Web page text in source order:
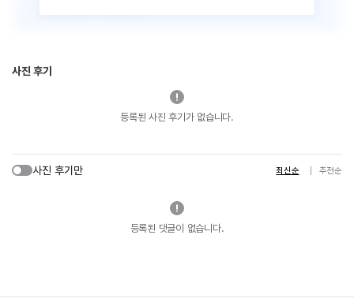
사진 후기
등록된 사진 후기가 없습니다.
사진 후기만 최신순 추천순
등록된 댓글이 없습니다.